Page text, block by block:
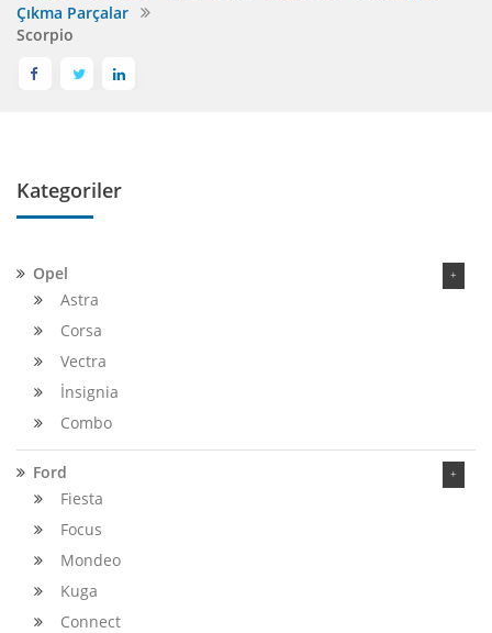
Çıkma Parçalar
Scorpio
Kategoriler
Opel
Astra
Corsa
Vectra
İnsignia
Combo
Ford
Fiesta
Focus
Mondeo
Kuga
Connect